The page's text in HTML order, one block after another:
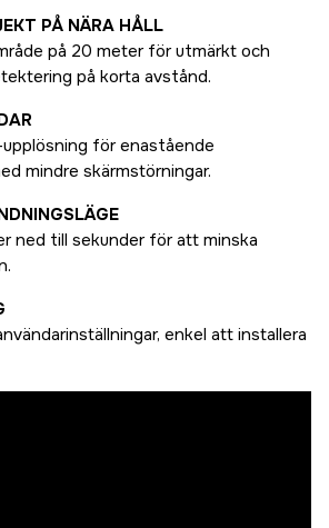
PÅ NÄRA HÅLL
på 20 meter för utmärkt och
på korta avstånd.
för enastående
mindre skärmstörningar.
ned till sekunder för att minska
enkel att installera